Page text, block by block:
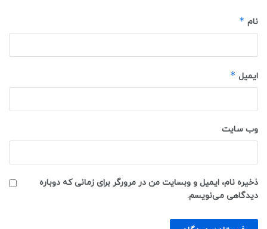
نام *
ایمیل *
وب‌ سایت
ذخیره نام، ایمیل و وبسایت من در مرورگر برای زمانی که دوباره
دیدگاهی می‌نویسم.